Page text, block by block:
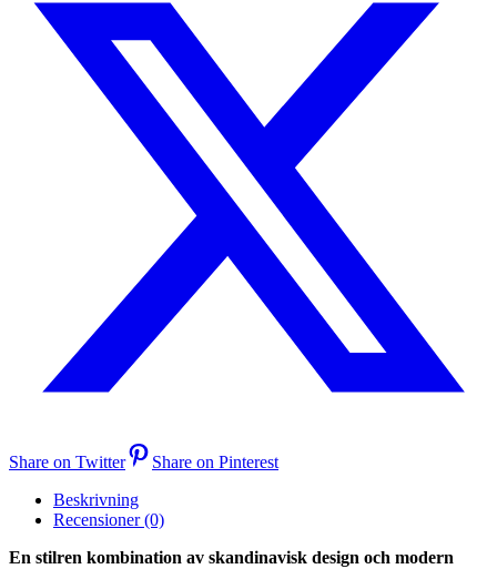
Share on Twitter
Share on Pinterest
Beskrivning
Recensioner (0)
En stilren kombination av skandinavisk design och modern